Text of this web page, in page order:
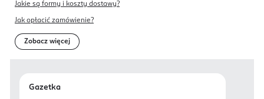
Jakie są formy i koszty dostawy?
Jak opłacić zamówienie?
Zobacz więcej
Gazetka